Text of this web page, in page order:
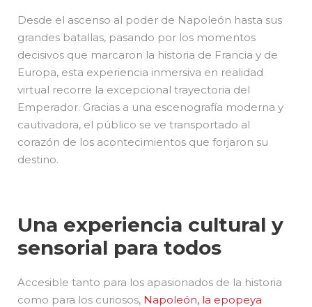
Desde el ascenso al poder de Napoleón hasta sus
grandes batallas, pasando por los momentos
decisivos que marcaron la historia de Francia y de
Europa, esta experiencia inmersiva en realidad
virtual recorre la excepcional trayectoria del
Emperador. Gracias a una escenografía moderna y
cautivadora, el público se ve transportado al
corazón de los acontecimientos que forjaron su
destino.
Una experiencia cultural y
sensorial para todos
Accesible tanto para los apasionados de la historia
como para los curiosos, Napoleón, la epopeya